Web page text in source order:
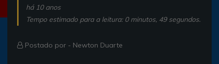
há 10 anos
Tempo estimado para a leitura: 0 minutos, 49 segundos.
Postado por - Newton Duarte